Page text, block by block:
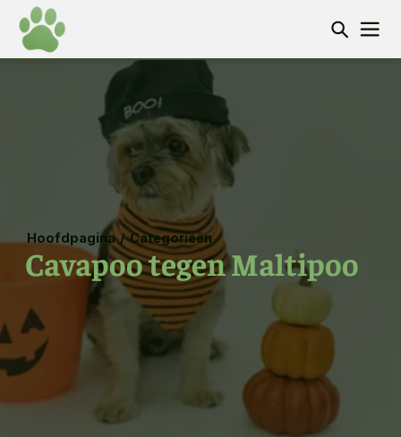
Hoofdpagina / Categorieën
Cavapoo tegen Maltipoo